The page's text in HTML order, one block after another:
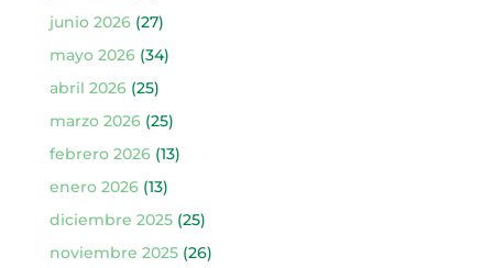
junio 2026(27)
mayo 2026(34)
abril 2026(25)
marzo 2026(25)
febrero 2026(13)
enero 2026(13)
diciembre 2025(25)
noviembre 2025(26)